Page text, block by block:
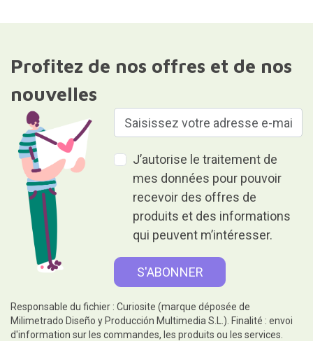
Profitez de nos offres et de nos
nouvelles
J’autorise le traitement de
mes données pour pouvoir
recevoir des offres de
produits et des informations
qui peuvent m’intéresser.
Responsable du fichier : Curiosite (marque déposée de
Milimetrado Diseño y Producción Multimedia S.L.). Finalité : envoi
d'information sur les commandes, les produits ou les services.